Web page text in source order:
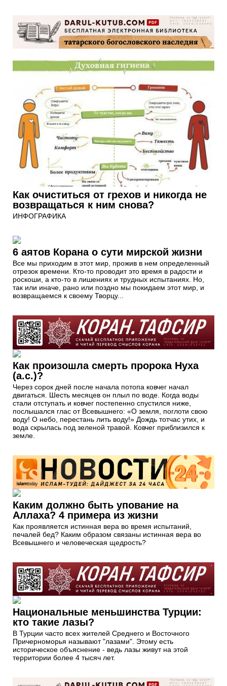
Как очиститься от грехов и никогда не
возвращаться к ним снова?
ИНФОГРАФИКА
6 аятов Корана о сути мирской жизни
Все мы приходим в этот мир, прожив в нем определенный
отрезок времени. Кто-то проводит это время в радости и
роскоши, а кто-то в лишениях и трудных испытаниях. Но,
так или иначе, рано или поздно мы покидаем этот мир, и
возвращаемся к своему Творцу...
Как произошла смерть пророка Нуха
(а.с.)?
Через сорок дней после начала потопа ковчег начал
двигаться. Шесть месяцев он плыл по воде. Когда воды
стали отступать и ковчег постепенно спустился ниже,
послышался глас от Всевышнего: «О земля, поглоти свою
воду! О небо, перестань лить воду!» Дождь тотчас утих, и
вода скрылась под зеленой травой. Ковчег приблизился к
земле.
Каким должно быть упование на
Аллаха? 4 примера из жизни
Как проявляется истинная вера во время испытаний,
печалей бед? Каким образом связаны истинная вера во
Всевышнего и человеческая щедрость?
Национальные меньшинства Турции:
кто такие лазы?
В Турции часто всех жителей Среднего и Восточного
Причерноморья называют "лазами". Этому есть
историческое объяснение - ведь лазы живут на этой
территории более 4 тысяч лет.